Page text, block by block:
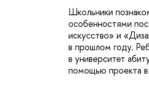
Школьники
особенностями
искусство» и
в прошлом году.
в университет
помощью проекта